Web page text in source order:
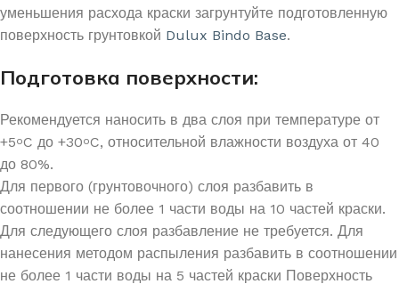
уменьшения расхода краски загрунтуйте подготовленную
поверхность грунтовкой Dulux Bindo Base.
Подготовка поверхности:
Рекомендуется наносить в два слоя при температуре от
+5oC до +30oC, относительной влажности воздуха от 40
до 80%.
Для первого (грунтовочного) слоя разбавить в
соотношении не более 1 части воды на 10 частей краски.
Для следующего слоя разбавление не требуется. Для
нанесения методом распыления разбавить в соотношении
не более 1 части воды на 5 частей краски Поверхность